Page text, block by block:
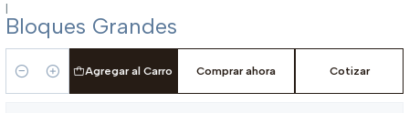
|
Bloques Grandes
Cantidad
Agregar al Carro Comprar ahora Cotizar